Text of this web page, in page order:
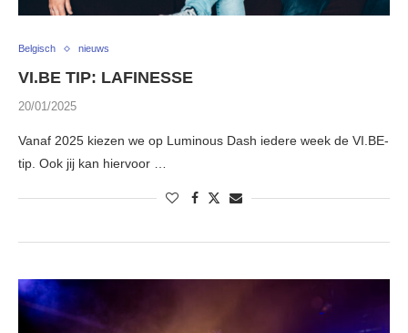
Belgisch nieuws
VI.BE TIP: LAFINESSE
20/01/2025
Vanaf 2025 kiezen we op Luminous Dash iedere week de VI.BE-
tip. Ook jij kan hiervoor …